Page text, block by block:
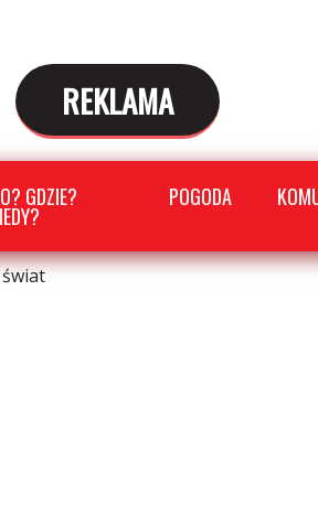
REKLAMA
GDZIE? POGODA